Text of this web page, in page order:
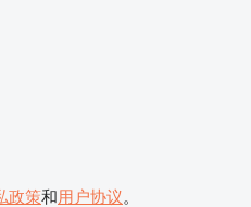
政策和用户协议。